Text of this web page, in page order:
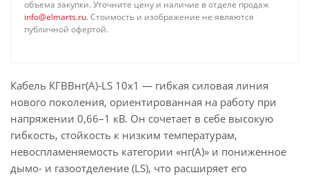
объема закупки. Уточните цену и наличие в отделе продаж
info@elmarts.ru. Стоимость и изображение не являются
публичной офертой.
Кабель КГВВнг(А)-LS 10х1 — гибкая силовая линия
нового поколения, ориентированная на работу при
напряжении 0,66–1 кВ. Он сочетает в себе высокую
гибкость, стойкость к низким температурам,
невоспламеняемость категории «нг(А)» и пониженное
дымо- и газоотделение (LS), что расширяет его